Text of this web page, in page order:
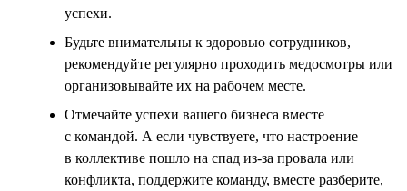
успехи.
Будьте внимательны к здоровью сотрудников,
рекомендуйте регулярно проходить медосмотры или
организовывайте их на рабочем месте.
Отмечайте успехи вашего бизнеса вместе
с командой. А если чувствуете, что настроение
в коллективе пошло на спад из-за провала или
конфликта, поддержите команду, вместе разберите,